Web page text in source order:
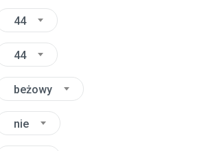
44
44
beżowy
nie